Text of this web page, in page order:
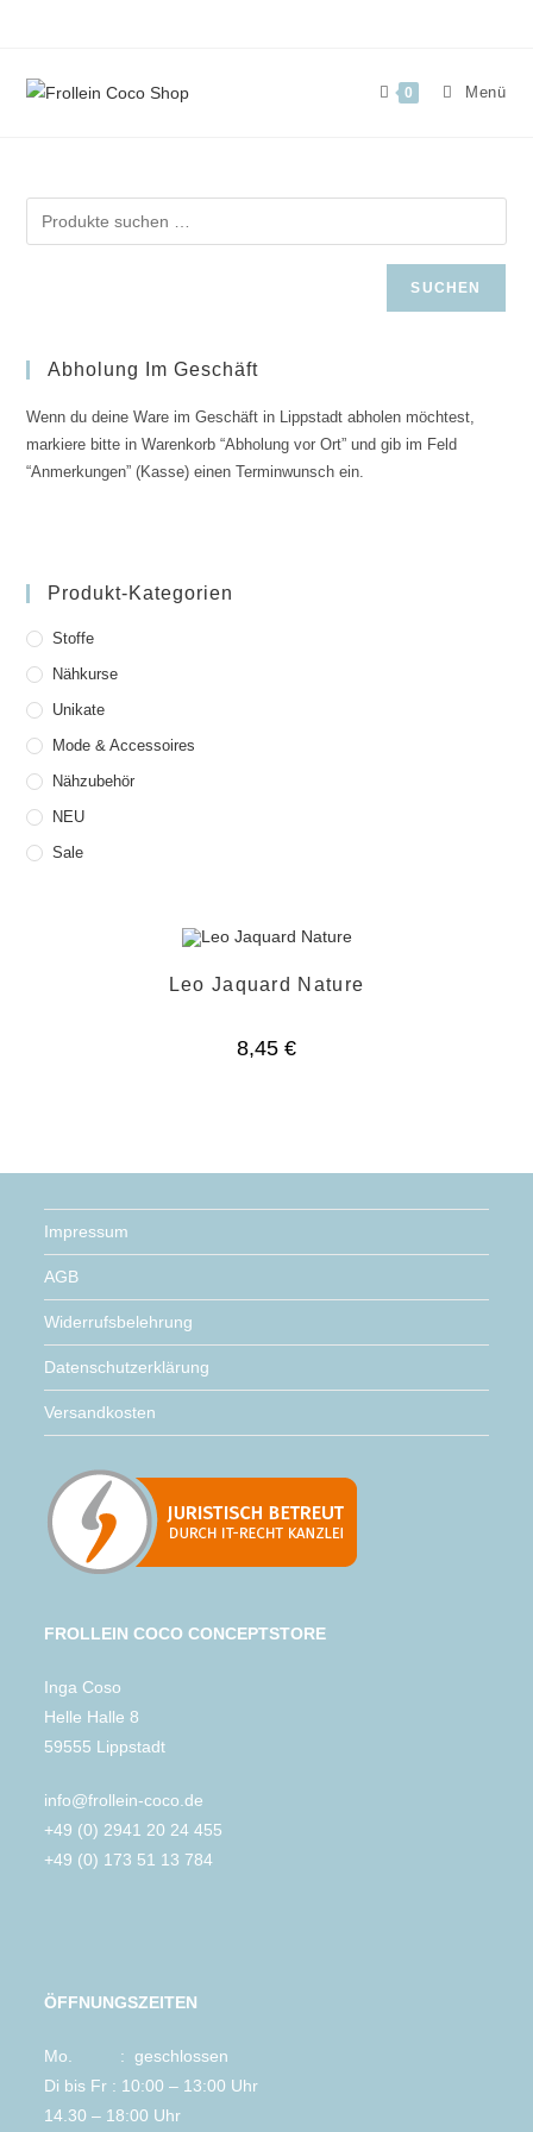
0 Menü
SUCHEN
Abholung Im Geschäft
Wenn du deine Ware im Geschäft in Lippstadt abholen möchtest,
markiere bitte in Warenkorb “Abholung vor Ort” und gib im Feld
“Anmerkungen” (Kasse) einen Terminwunsch ein.
Produkt-Kategorien
Stoffe
Nähkurse
Unikate
Mode & Accessoires
Nähzubehör
NEU
Sale
Leo Jaquard Nature
8,45 €
Impressum
AGB
Widerrufsbelehrung
Datenschutzerklärung
Versandkosten
FROLLEIN COCO CONCEPTSTORE
Inga Coso
Helle Halle 8
59555 Lippstadt
info@frollein-coco.de
+49 (0) 2941 20 24 455
+49 (0) 173 51 13 784
ÖFFNUNGSZEITEN
Mo. : geschlossen
Di bis Fr : 10:00 – 13:00 Uhr
14.30 – 18:00 Uhr